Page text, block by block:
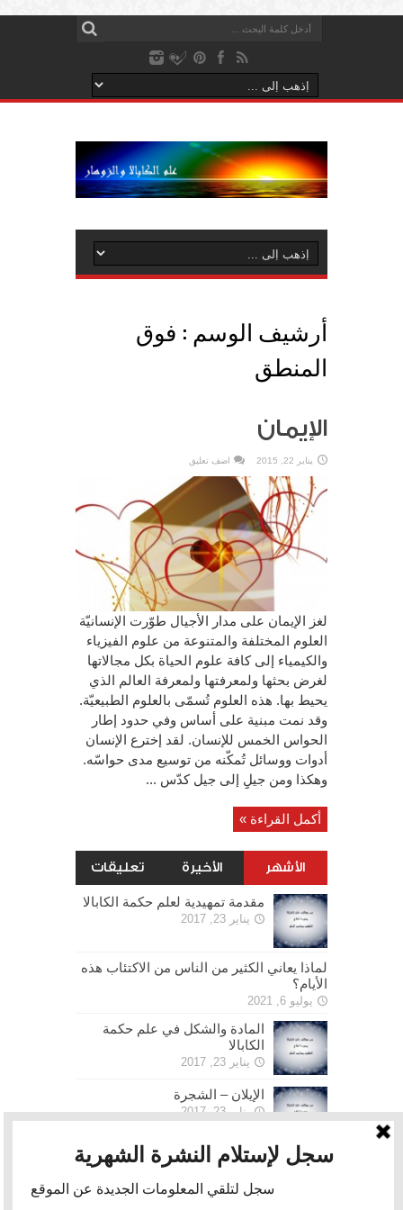
أرشيف الوسم : فوق
المنطق
الإيمان
يناير 22, 2015 اضف تعليق
لغز الإيمان على مدار الأجيال طوّرت الإنسانيّة
العلوم المختلفة والمتنوعة من علوم الفيزياء
والكيمياء إلى كافة علوم الحياة بكل مجالاتها
لغرض بحثها ولمعرفتها ولمعرفة العالم الذي
يحيط بها. هذه العلوم تُسمّى بالعلوم الطبيعيّة.
وقد نمت مبنية على أساس وفي حدود إطار
الحواس الخمس للإنسان. لقد إخترع الإنسان
أدوات ووسائل تُمكّنه من توسيع مدى حواسّه.
وهكذا ومن جيلِِ إلى جيل كدّس ...
أكمل القراءة »
الأشهر الأخيرة تعليقات
مقدمة تمهيدية لعلم حكمة الكابالا
يناير 23, 2017
لماذا يعاني الكثير من الناس من الاكتئاب هذه
الأيام؟
يوليو 6, 2021
المادة والشكل في علم حكمة
الكابالا
يناير 23, 2017
الإيلان – الشجرة
يناير 23, 2017
الحرية